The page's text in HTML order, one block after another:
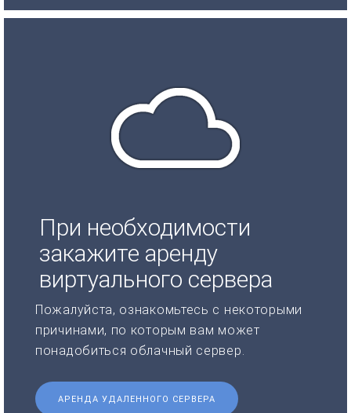
При необходимости
закажите аренду
виртуального сервера
Пожалуйста, ознакомьтесь с некоторыми
причинами, по которым вам может
понадобиться облачный сервер.
АРЕНДА УДАЛЕННОГО СЕРВЕРА